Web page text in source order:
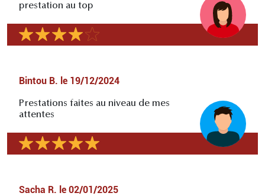
prestation au top
Bintou B. le 19/12/2024
Prestations faites au niveau de mes
attentes
Sacha R. le 02/01/2025